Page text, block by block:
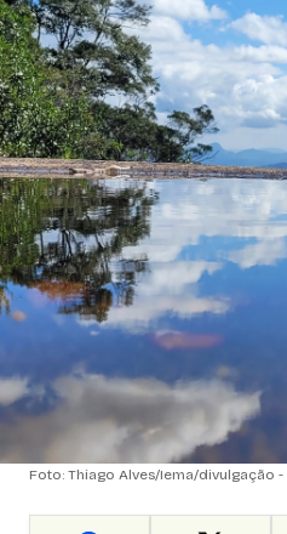
Foto: Thiago Alves/Iema/divulgação -